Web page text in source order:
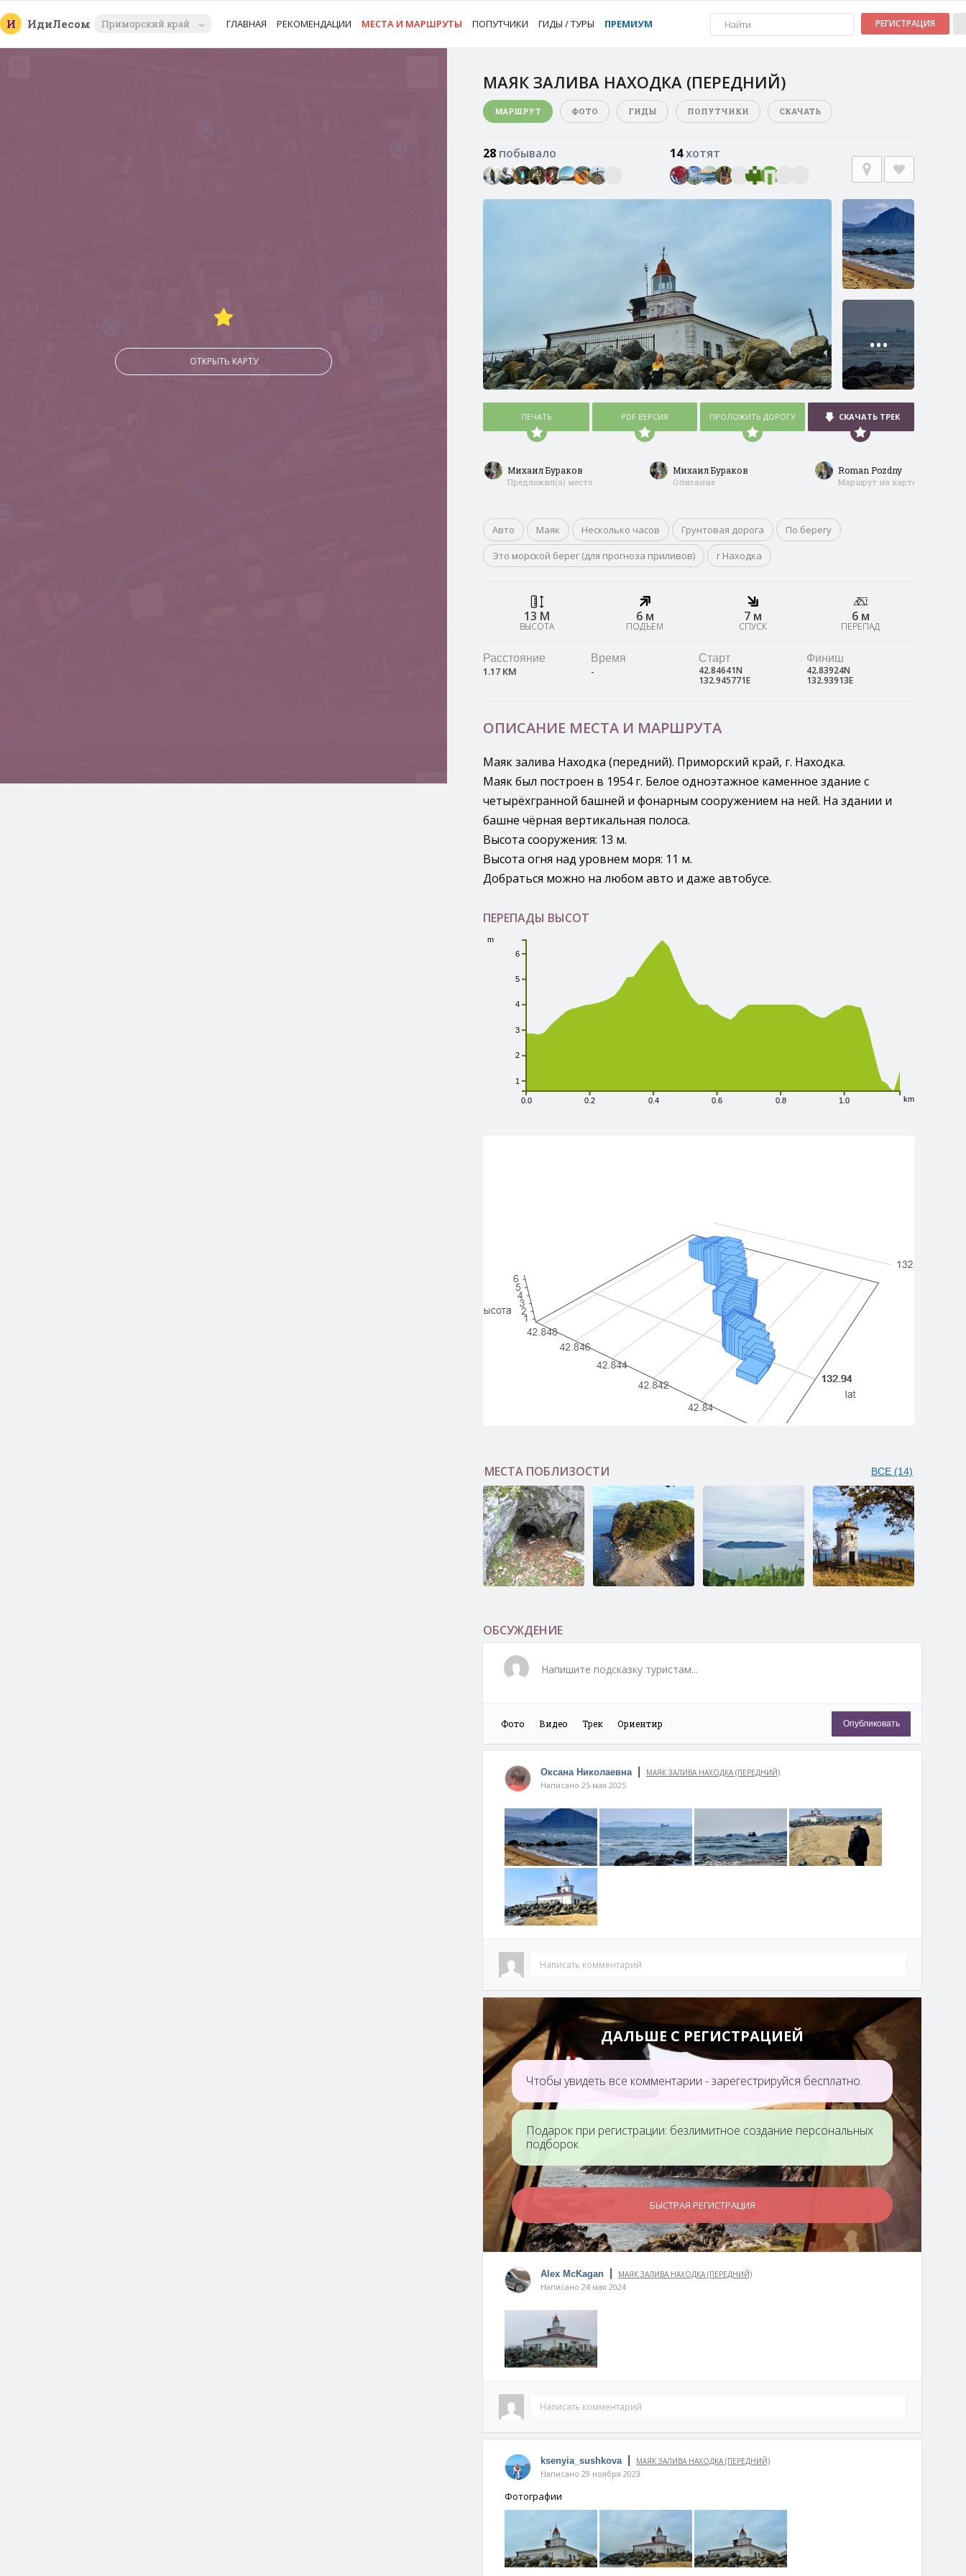
И ИдиЛесом Приморский край ГЛАВНАЯ РЕКОМЕНДАЦИИ МЕСТА И МАРШРУТЫ ПОПУТЧИКИ ГИДЫ / ТУРЫ ПРЕМИУМ РЕГИСТРАЦИЯ
ОТКРЫТЬ КАРТУ
МАЯК ЗАЛИВА НАХОДКА (ПЕРЕДНИЙ)
МАРШРУТ ФОТО ГИДЫ ПОПУТЧИКИ СКАЧАТЬ
28 побывало 14хотят
•••
ПЕЧАТЬ PDF ВЕРСИЯ ПРОЛОЖИТЬ ДОРОГУ СКАЧАТЬ ТРЕК
Михаил Бураков
Предложил(а) место
Михаил Бураков
Описание
Roman Pozdny
Маршрут на карте
Авто Маяк Несколько часов Грунтовая дорога
По берегу
Это морской берег (для прогноза приливов)
г Находка
13 М
ВЫСОТА
6 м
ПОДЪЕМ
7 м
СПУСК
6 м
ПЕРЕПАД
Расстояние
1.17 КМ
Время
-
Старт
42.84641N
132.945771E
Финиш
42.83924N
132.93913E
ОПИСАНИЕ МЕСТА И МАРШРУТА
Маяк залива Находка (передний). Приморский край, г. Находка.
Маяк был построен в 1954 г. Белое одноэтажное каменное здание с
четырёхгранной башней и фонарным сооружением на ней. На здании и
башне чёрная вертикальная полоса.
Высота сооружения: 13 м.
Высота огня над уровнем моря: 11 м.
Добраться можно на любом авто и даже автобусе.
ПЕРЕПАДЫ ВЫСОТ
0.0 0.2 0.4 0.6 0.8 1.0 km
1
2
3
4
5
6
m
МЕСТА ПОБЛИЗОСТИ ВСЕ (14)
Мыс Сестринский Озеро Лебединое Кедровый бор
Скала Каменная
Пляж Астафьева Пляж Лесная
Гора Ручейковая
Сопка Лебединая и
«Скорбящая мать»
ОБСУЖДЕНИЕ
Напишите подсказку туристам...
Фото Видео Трек Ориентир Опубликовать
Оксана Николаевна МАЯК ЗАЛИВА НАХОДКА (ПЕРЕДНИЙ)
Написано 25 мая 2025
Написать комментарий
ДАЛЬШЕ С РЕГИСТРАЦИЕЙ
Чтобы увидеть все комментарии - зарегестрируйся бесплатно.
Подарок при регистрации: безлимитное создание персональных
подборок
БЫСТРАЯ РЕГИСТРАЦИЯ
Alex McKagan МАЯК ЗАЛИВА НАХОДКА (ПЕРЕДНИЙ)
Написано 24 мая 2024
Написать комментарий
ksenyia_sushkova МАЯК ЗАЛИВА НАХОДКА (ПЕРЕДНИЙ)
Написано 29 ноября 2023
Фотографии